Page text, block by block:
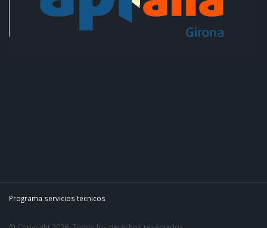
Programa servicios tecnicos